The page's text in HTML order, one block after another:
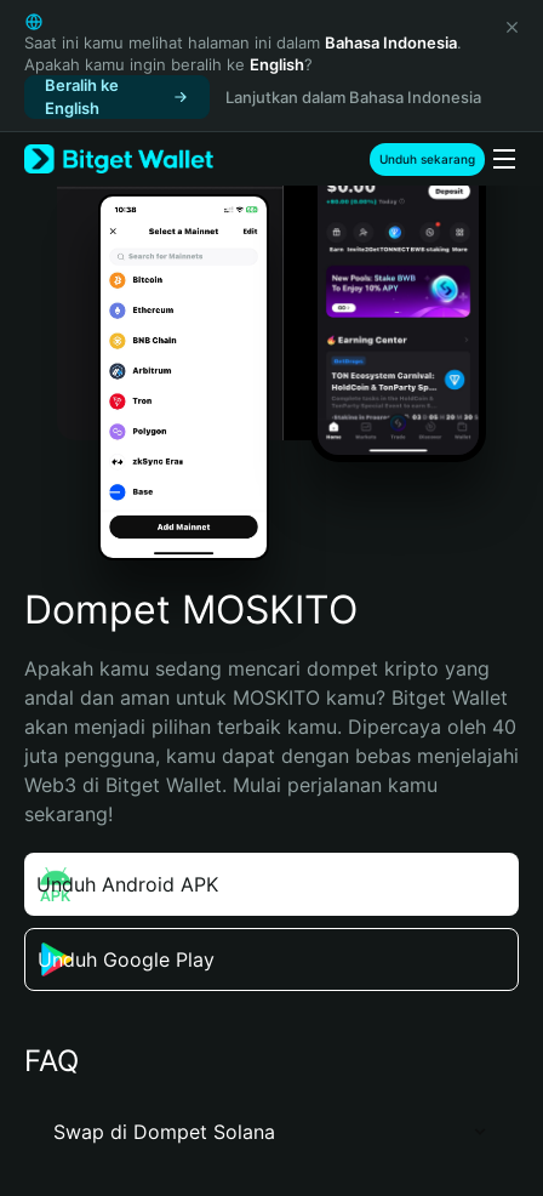
English
日本語
Tiếng Việt
Русский
Español (Latinoamérica)
Türkçe
Italiano
Português (Portugal)
Bahasa Indonesia
Português (Brasil)
Español (Argentina)
Saat ini kamu melihat halaman ini dalam Bahasa Indonesia.
Apakah kamu ingin beralih ke English?
Beralih ke
English
Lanjutkan dalam Bahasa Indonesia
Unduh sekarang
Dompet MOSKITO
Apakah kamu sedang mencari dompet kripto yang
andal dan aman untuk MOSKITO kamu? Bitget Wallet
akan menjadi pilihan terbaik kamu. Dipercaya oleh 40
juta pengguna, kamu dapat dengan bebas menjelajahi
Web3 di Bitget Wallet. Mulai perjalanan kamu
sekarang!
Unduh Android APK
Unduh Google Play
FAQ
Swap di Dompet Solana